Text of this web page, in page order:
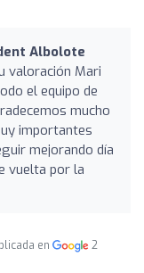
Albolote
valoración Mari
el equipo de
mucho
importantes
mejorando día
vuelta por la
en
2